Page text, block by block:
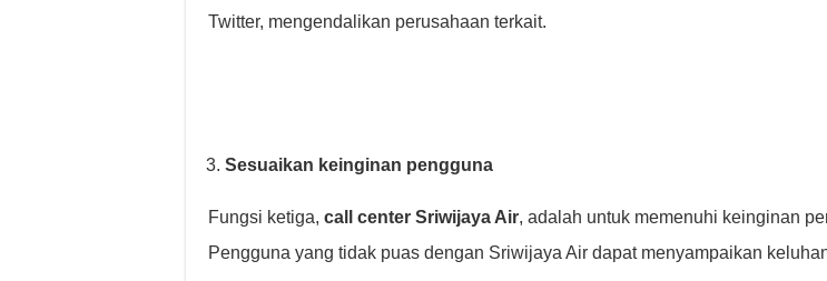
Twitter, mengendalikan perusahaan terkait.
Sesuaikan keinginan pengguna
Fungsi ketiga, call center Sriwijaya Air, adalah untuk memenuhi keinginan
Pengguna yang tidak puas dengan Sriwijaya Air dapat menyampaikan